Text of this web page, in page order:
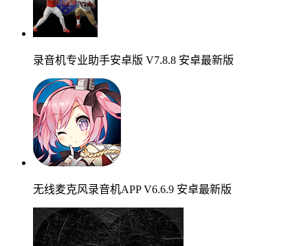
录音机专业助手安卓版 V7.8.8 安卓最新版
无线麦克风录音机APP V6.6.9 安卓最新版